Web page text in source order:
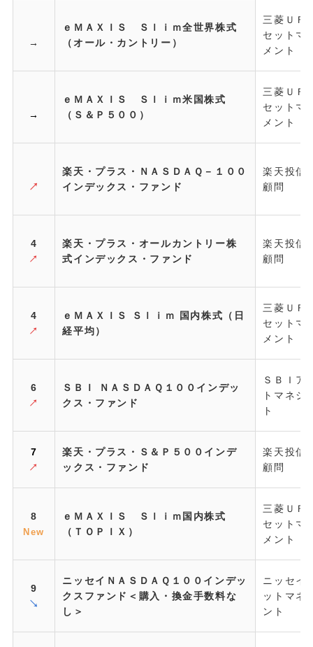
→
ｅＭＡＸＩＳ Ｓｌｉｍ全世界株式
（オール・カントリー）
三菱ＵＦ
セットマ
メント
→
ｅＭＡＸＩＳ Ｓｌｉｍ米国株式
（Ｓ＆Ｐ５００）
三菱ＵＦ
セットマ
メント
↗
楽天・プラス・ＮＡＳＤＡＱ－１００
インデックス・ファンド
楽天投信
顧問
4
↗
楽天・プラス・オールカントリー株
式インデックス・ファンド
楽天投信
顧問
4
↗
ｅＭＡＸＩＳ Ｓｌｉｍ 国内株式（日
経平均）
三菱ＵＦ
セットマ
メント
6
↗
ＳＢＩ ＮＡＳＤＡＱ１００インデッ
クス・ファンド
ＳＢＩア
トマネジ
ト
7
↗
楽天・プラス・Ｓ＆Ｐ５００インデ
ックス・ファンド
楽天投信
顧問
8
New
ｅＭＡＸＩＳ Ｓｌｉｍ国内株式
（ＴＯＰＩＸ）
三菱ＵＦ
セットマ
メント
9
↘
ニッセイＮＡＳＤＡＱ１００インデッ
クスファンド＜購入・換金手数料な
し＞
ニッセイ
ットマネ
ント